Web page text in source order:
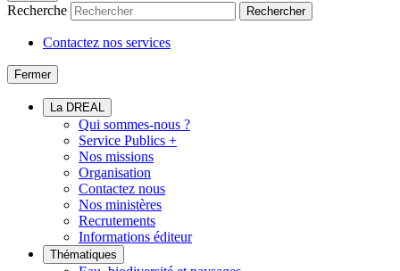
Recherche Rechercher
Contactez nos services
Fermer
La DREAL
Qui sommes-nous ?
Service Publics +
Nos missions
Organisation
Contactez nous
Nos ministères
Recrutements
Informations éditeur
Thématiques